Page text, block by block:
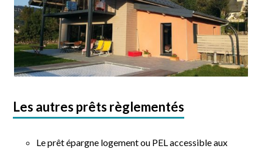
Les autres prêts règlementés
Le prêt épargne logement ou PEL accessible aux